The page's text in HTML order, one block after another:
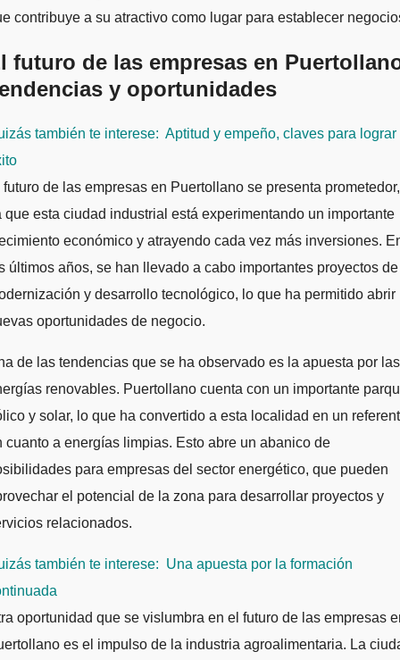
contribuye a su atractivo como lugar para establecer
futuro de las empresas en
y oportunidades
también te interese: Aptitud y empeño, claves para lograr
futuro de las empresas en Puertollano se presenta prometedor,
que esta ciudad industrial está experimentando un importante
económico y atrayendo cada vez más inversiones.
últimos años, se han llevado a cabo importantes proyectos de
y desarrollo tecnológico, lo que ha permitido abrir
oportunidades de negocio.
de las tendencias que se ha observado es la apuesta por las
renovables. Puertollano cuenta con un importante
y solar, lo que ha convertido a esta localidad en un
cuanto a energías limpias. Esto abre un abanico de
para empresas del sector energético, que pueden
el potencial de la zona para desarrollar proyectos y
relacionados.
también te interese: Una apuesta por la formación
oportunidad que se vislumbra en el futuro de las empresas
es el impulso de la industria agroalimentaria. La